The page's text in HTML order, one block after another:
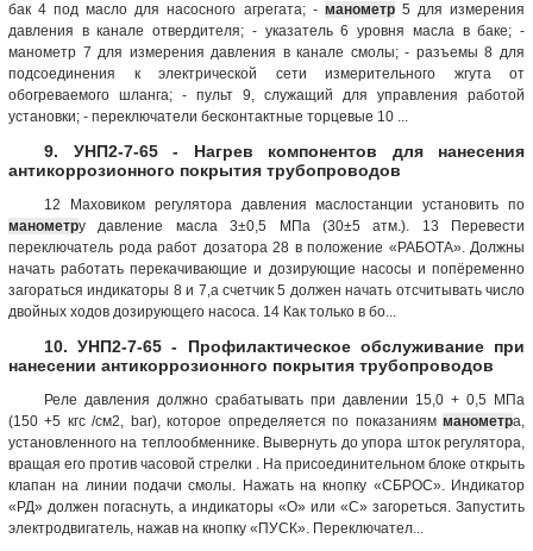
бак 4 под масло для насосного агрегата; - манометр5 для измерения
давления в канале отвердителя; - указатель 6 уровня масла в баке; -
манометр 7 для измерения давления в канале смолы; - разъемы 8 для
подсоединения к электрической сети измерительного жгута от
обогреваемого шланга; - пульт 9, служащий для управления работой
установки; - переключатели бесконтактные торцевые 10 ...
9. УНП2-7-65 - Нагрев компонентов для нанесения
антикоррозионного покрытия трубопроводов
12 Маховиком регулятора давления маслостанции установить по
манометру давление масла 3±0,5 МПа (30±5 атм.). 13 Перевести
переключатель рода работ дозатора 28 в положение «РАБОТА». Должны
начать работать перекачивающие и дозирующие насосы и попёременно
загораться индикаторы 8 и 7,а счетчик 5 должен начать отсчитывать число
двойных ходов дозирующего насоса. 14 Как только в бо...
10. УНП2-7-65 - Профилактическое обслуживание при
нанесении антикоррозионного покрытия трубопроводов
Реле давления должно срабатывать при давлении 15,0 + 0,5 МПа
(150 +5 кгс /см2, bar), которое определяется по показаниям манометра,
установленного на теплообменнике. Вывернуть до упора шток регулятора,
вращая его против часовой стрелки . На присоединительном блоке открыть
клапан на линии подачи смолы. Нажать на кнопку «СБРОС». Индикатор
«РД» должен погаснуть, а индикаторы «О» или «С» загореться. Запустить
электродвигатель, нажав на кнопку «ПУСК». Переключател...